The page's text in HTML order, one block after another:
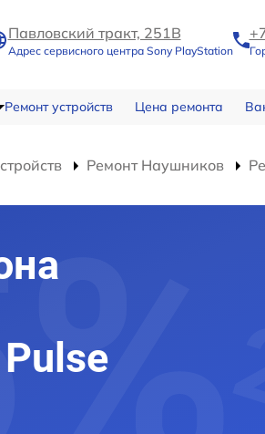
Павловский тракт, 251В
Адрес сервисного центра Sony PlayStation
Ремонт устройств Цена ремонта
Ремонт Наушников